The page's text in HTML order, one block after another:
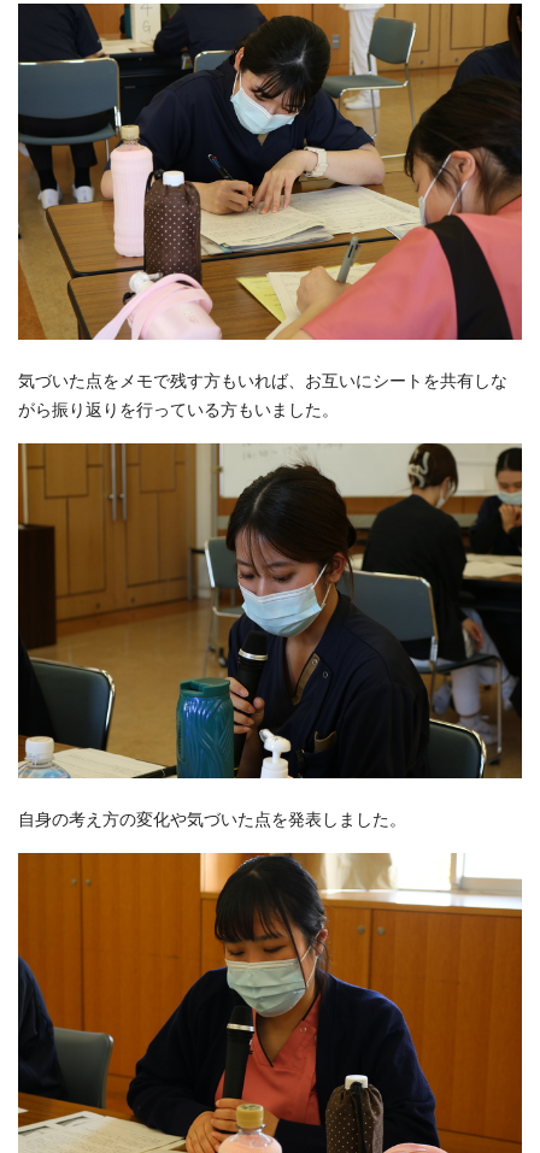
気づいた点をメモで残す方もいれば、お互いにシートを共有しな
がら振り返りを行っている方もいました。
自身の考え方の変化や気づいた点を発表しました。